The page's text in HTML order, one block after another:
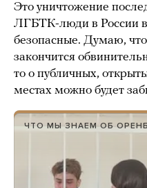
Это уничтожение
ЛГБТК-люди в России
безопасные. Думаю, что
закончится
то о публичных,
местах можно будет
ЧТО МЫ ЗНАЕМ ОБ